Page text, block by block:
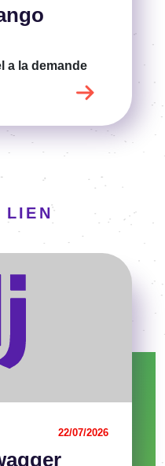
a la demande
LIEN
22/07/2026